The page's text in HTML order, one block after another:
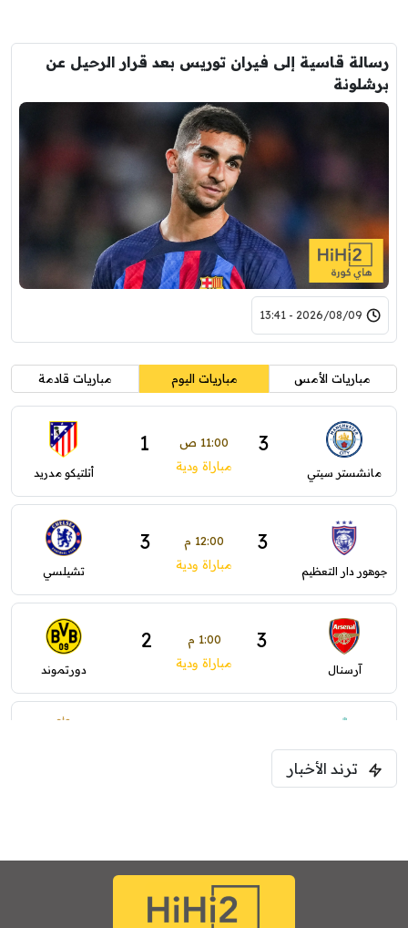
رسالة قاسية إلى فيران توريس بعد قرار الرحيل عن
برشلونة
2026/08/09 - 13:41
مباريات الأمس مباريات اليوم مباريات قادمة
مانشستر سيتي
3 11:00 ص 1
مباراة ودية أتلتيكو مدريد
جوهور دار التعظيم
3 12:00 م 3
مباراة ودية تشيلسي
آرسنال
3 1:00 م 2
مباراة ودية دورتموند
ليفربول
ترند الأخبار